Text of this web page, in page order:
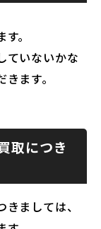
。
ていないかな
ます。
取につき
ましては、